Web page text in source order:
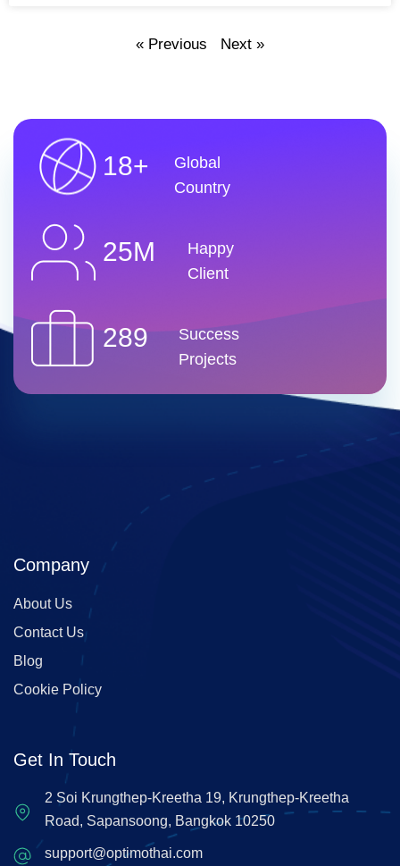
« Previous Next »
18+
Global
Country
25M
Happy
Client
289
Success
Projects
Company
About Us
Contact Us
Blog
Cookie Policy
Get In Touch
2 Soi Krungthep-Kreetha 19, Krungthep-Kreetha
Road, Sapansoong, Bangkok 10250
support@optimothai.com